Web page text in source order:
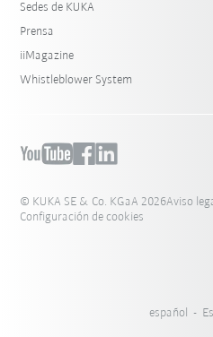
Sedes de KUKA
Prensa
iiMagazine
Whistleblower System
© KUKA SE & Co. KGaA 2026Aviso
Configuración de cookies
español -